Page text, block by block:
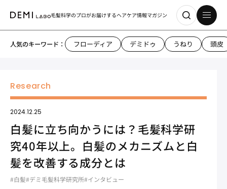
毛髪科学のプロがお届けするヘアケア情報マガジン
人気のキーワード： フローディア デミドゥ うねり 頭皮
2024.12.25
白髪に立ち向かうには？毛髪科学研
究40年以上。白髪のメカニズムと白
髪を改善する成分とは
#白髪#デミ毛髪科学研究所#インタビュー